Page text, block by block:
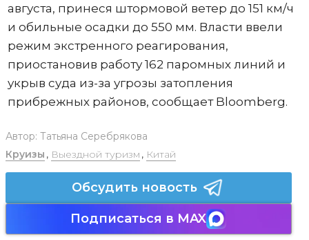
августа, принеся штормовой ветер до 151 км/ч
и обильные осадки до 550 мм. Власти ввели
режим экстренного реагирования,
приостановив работу 162 паромных линий и
укрыв суда из-за угрозы затопления
прибрежных районов, сообщает Bloomberg.
Автор: Татьяна Серебрякова
Круизы , Выездной туризм , Китай
Обсудить новость
Подписаться в MAX